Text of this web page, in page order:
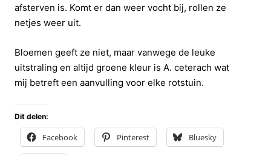
afsterven is. Komt er dan weer vocht bij, rollen ze
netjes weer uit.
Bloemen geeft ze niet, maar vanwege de leuke
uitstraling en altijd groene kleur is A. ceterach wat
mij betreft een aanvulling voor elke rotstuin.
Dit delen:
Facebook Pinterest Bluesky